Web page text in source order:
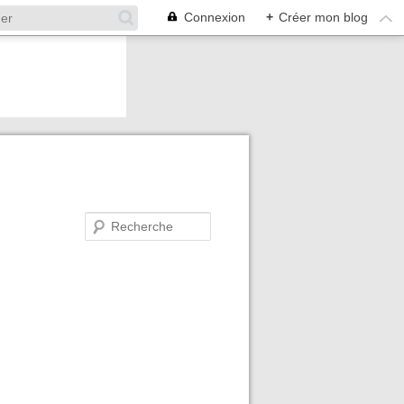
Connexion + Créer mon blog